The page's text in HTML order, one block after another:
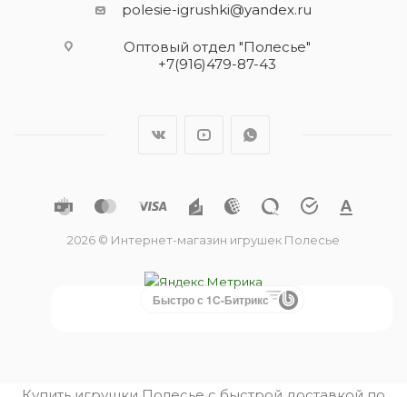
polesie-igrushki@yandex.ru
Оптовый отдел "Полесье"
+7(916)479-87-43
2026 © Интернет-магазин игрушек Полесье
Быстро с 1С-Битрикс